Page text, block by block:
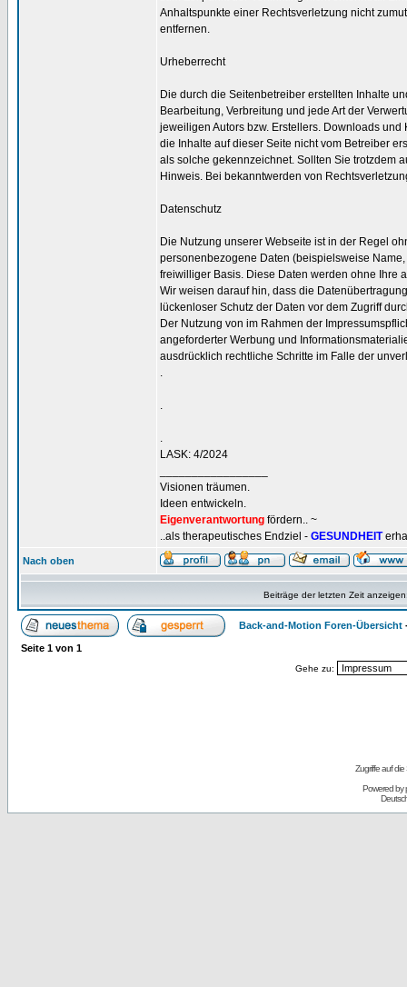
Anhaltspunkte einer Rechtsverletzung nicht
entfernen.
Urheberrecht
Die durch die Seitenbetreiber erstellten Inhalte
Bearbeitung, Verbreitung und jede Art der
jeweiligen Autors bzw. Erstellers. Downloads
die Inhalte auf dieser Seite nicht vom Betreiber
als solche gekennzeichnet. Sollten Sie trotzdem
Hinweis. Bei bekanntwerden von
Datenschutz
Die Nutzung unserer Webseite ist in der Regel
personenbezogene Daten (beispielsweise
freiwilliger Basis. Diese Daten werden ohne Ihre
Wir weisen darauf hin, dass die
lückenloser Schutz der Daten vor dem Zugriff
Der Nutzung von im Rahmen der
angeforderter Werbung und
ausdrücklich rechtliche Schritte im Falle der
.
.
.
LASK: 4/2024
Visionen träumen.
Ideen entwickeln.
Eigenverantwortung fördern.. ~
..als therapeutisches Endziel - GESUNDHEIT
Nach oben
Beiträge der letzten Zeit
Back-and-Motion Foren-Übersicht
Seite 1 von 1
Gehe zu:
Zugriffe auf
Powered by